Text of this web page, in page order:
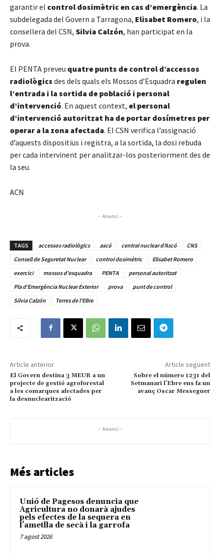
garantir el control dosimètric en cas d’emergència. La
subdelegada del Govern a Tarragona, Elisabet Romero, i la
consellera del CSN, Silvia Calzón, han participat en la
prova.
El PENTA preveu quatre punts de control d’accessos
radiològics des dels quals els Mossos d’Esquadra regulen
l’entrada i la sortida de població i personal
d’intervenció. En aquest context, el personal
d’intervenció autoritzat ha de portar dosímetres per
operar a la zona afectada. El CSN verifica l’assignació
d’aquests dispositius i registra, a la sortida, la dosi rebuda
per cada intervinent per analitzar-los posteriorment des de
la seu.
ACN
- Anunci -
TAGS accessos radiològics ascó central nuclear d'Ascó
CNS
Consell de Seguretat Nuclear
control dosimètric
Elisabet Romero
exercici
mossos d'esquadra PENTA
personal autoritzat
Pla d'Emergència Nuclear Exterior
prova
punt de control
Silvia Calzón
Terres de l'EBre
Article anterior
El Govern destina 3 MEUR a un
projecte de gestió agroforestal
a les comarques afectades per
la desnuclearització
Article següent
Sobre el número 1231 del
Setmanari l’Ebre ens fa un
avanç Oscar Messeguer
- Anunci -
Més articles
Unió de Pagesos denuncia que
Agricultura no donarà ajudes
pels efectes de la sequera en
l’ametlla de secà i la garrofa
7 agost 2026